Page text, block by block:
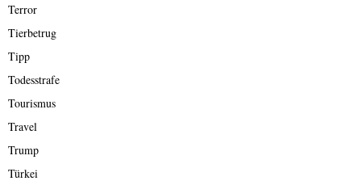
Terror
Tierbetrug
Tipp
Todesstrafe
Tourismus
Travel
Trump
Türkei